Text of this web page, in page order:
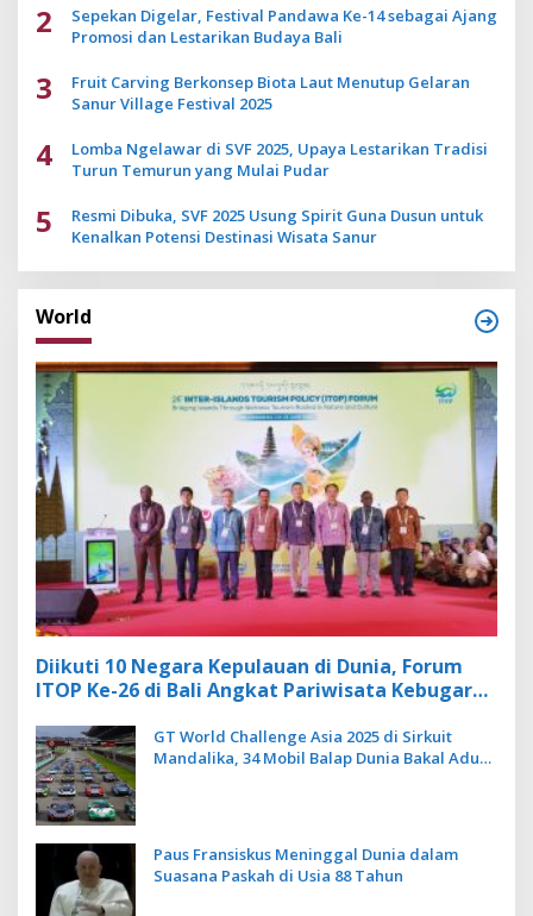
2
Sepekan Digelar, Festival Pandawa Ke-14 sebagai Ajang
Promosi dan Lestarikan Budaya Bali
3
Fruit Carving Berkonsep Biota Laut Menutup Gelaran
Sanur Village Festival 2025
4
Lomba Ngelawar di SVF 2025, Upaya Lestarikan Tradisi
Turun Temurun yang Mulai Pudar
5
Resmi Dibuka, SVF 2025 Usung Spirit Guna Dusun untuk
Kenalkan Potensi Destinasi Wisata Sanur
World
Diikuti 10 Negara Kepulauan di Dunia, Forum
ITOP Ke-26 di Bali Angkat Pariwisata Kebugaran
GT World Challenge Asia 2025 di Sirkuit
Mandalika, 34 Mobil Balap Dunia Bakal Adu
Paus Fransiskus Meninggal Dunia dalam
Suasana Paskah di Usia 88 Tahun